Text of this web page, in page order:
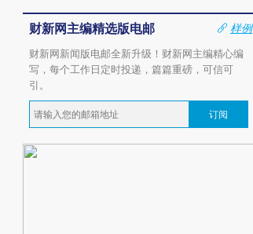
财新网主编精选版电邮
样例
财新网新闻版电邮全新升级！财新网主编精心编
写，每个工作日定时投递，篇篇重磅，可信可
引。
订阅